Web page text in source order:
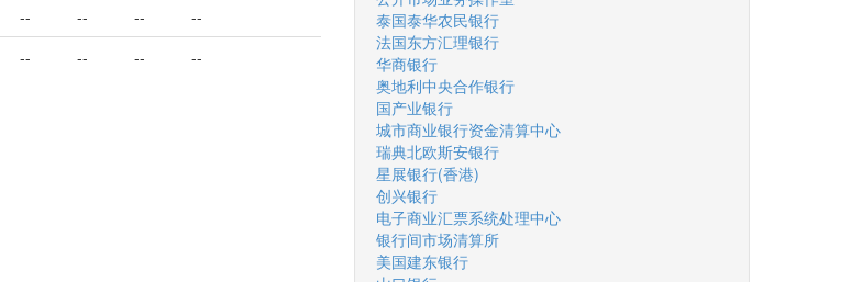
-- -- --
--
-- -- -- --
泰国泰华农民银行
法国东方汇理银行
华商银行
奥地利中央合作银行
国产业银行
城市商业银行资金清算中心
瑞典北欧斯安银行
星展银行(香港)
创兴银行
电子商业汇票系统处理中心
银行间市场清算所
美国建东银行